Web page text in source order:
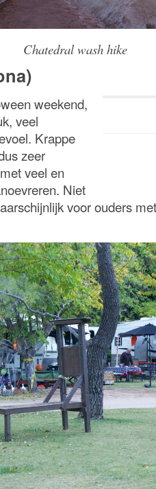
Chatedral wash hike
weekend,
veel
Krappe
zeer
veel en
Niet
voor ouders